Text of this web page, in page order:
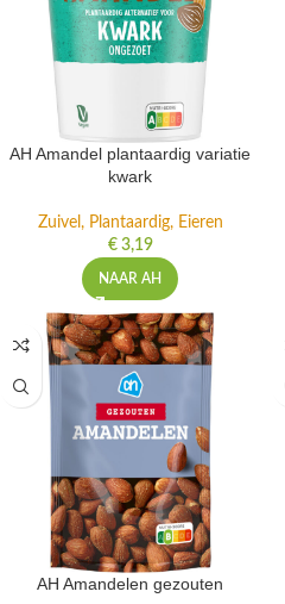
AH Amandel plantaardig variatie
kwark
Zuivel, Plantaardig, Eieren
€3,19
NAAR AH
AH Amandelen gezouten